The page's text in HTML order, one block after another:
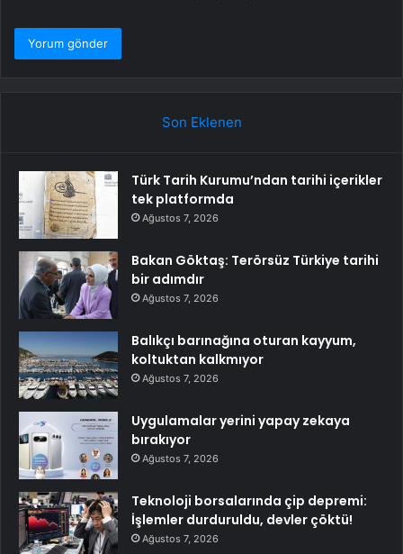
Son Eklenen
Türk Tarih Kurumu’ndan tarihi içerikler
tek platformda
Ağustos 7, 2026
Bakan Göktaş: Terörsüz Türkiye tarihi
bir adımdır
Ağustos 7, 2026
Balıkçı barınağına oturan kayyum,
koltuktan kalkmıyor
Ağustos 7, 2026
Uygulamalar yerini yapay zekaya
bırakıyor
Ağustos 7, 2026
Teknoloji borsalarında çip depremi:
İşlemler durduruldu, devler çöktü!
Ağustos 7, 2026